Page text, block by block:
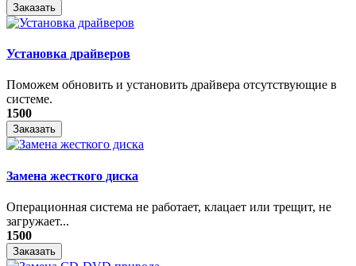
Заказать
Установка драйверов
Поможем обновить и установить драйвера отсутствующие в
системе.
1500
Заказать
Замена жесткого диска
Операционная система не работает, клацает или трещит, не
загружает...
1500
Заказать